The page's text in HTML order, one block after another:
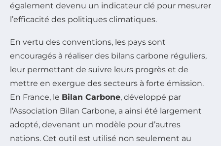
également devenu un indicateur clé pour mesurer
l’efficacité des politiques climatiques.
En vertu des conventions, les pays sont
encouragés à réaliser des bilans carbone réguliers,
leur permettant de suivre leurs progrès et de
mettre en exergue des secteurs à forte émission.
En France, le Bilan Carbone, développé par
l’Association Bilan Carbone, a ainsi été largement
adopté, devenant un modèle pour d’autres
nations. Cet outil est utilisé non seulement au